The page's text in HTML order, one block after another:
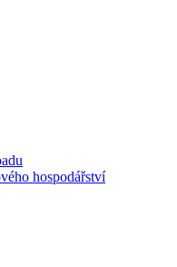
hospodářství